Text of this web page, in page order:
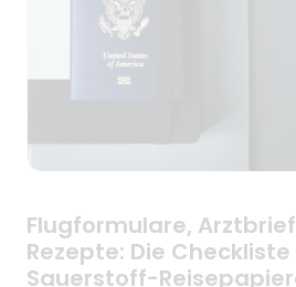
Flugformulare,
Rezepte: Die
Sauerstoff-